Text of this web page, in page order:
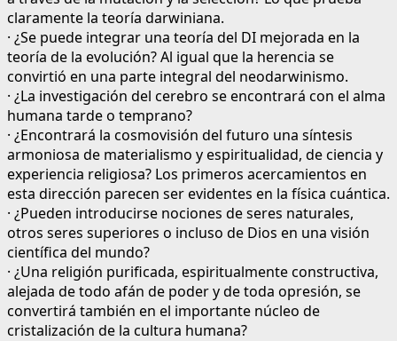
claramente la teoría darwiniana.
· ¿Se puede integrar una teoría del DI mejorada en la
teoría de la evolución? Al igual que la herencia se
convirtió en una parte integral del neodarwinismo.
· ¿La investigación del cerebro se encontrará con el alma
humana tarde o temprano?
· ¿Encontrará la cosmovisión del futuro una síntesis
armoniosa de materialismo y espiritualidad, de ciencia y
experiencia religiosa? Los primeros acercamientos en
esta dirección parecen ser evidentes en la física cuántica.
· ¿Pueden introducirse nociones de seres naturales,
otros seres superiores o incluso de Dios en una visión
científica del mundo?
· ¿Una religión purificada, espiritualmente constructiva,
alejada de todo afán de poder y de toda opresión, se
convertirá también en el importante núcleo de
cristalización de la cultura humana?